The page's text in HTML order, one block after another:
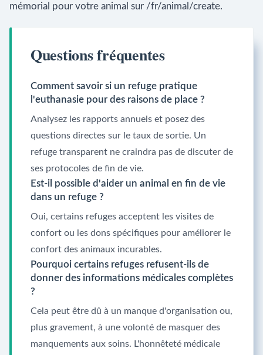
mémorial pour votre animal sur /fr/animal/create.
Questions fréquentes
Comment savoir si un refuge pratique
l'euthanasie pour des raisons de place ?
Analysez les rapports annuels et posez des
questions directes sur le taux de sortie. Un
refuge transparent ne craindra pas de discuter de
ses protocoles de fin de vie.
Est-il possible d'aider un animal en fin de vie
dans un refuge ?
Oui, certains refuges acceptent les visites de
confort ou les dons spécifiques pour améliorer le
confort des animaux incurables.
Pourquoi certains refuges refusent-ils de
donner des informations médicales complètes
?
Cela peut être dû à un manque d'organisation ou,
plus gravement, à une volonté de masquer des
manquements aux soins. L'honnêteté médicale